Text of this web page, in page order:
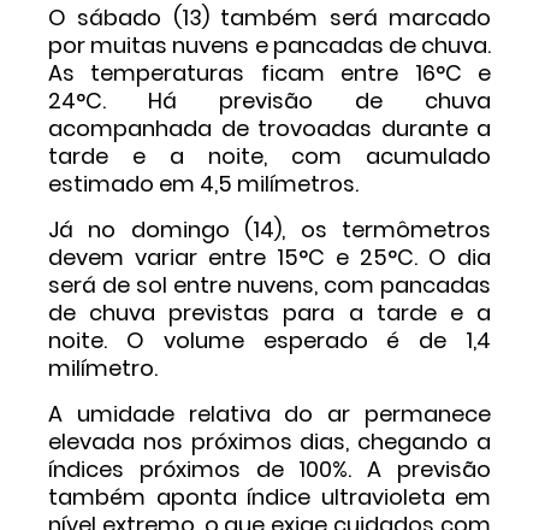
O sábado (13) também será marcado
por muitas nuvens e pancadas de chuva.
As temperaturas ficam entre 16°C e
24°C. Há previsão de chuva
acompanhada de trovoadas durante a
tarde e a noite, com acumulado
estimado em 4,5 milímetros.
Já no domingo (14), os termômetros
devem variar entre 15°C e 25°C. O dia
será de sol entre nuvens, com pancadas
de chuva previstas para a tarde e a
noite. O volume esperado é de 1,4
milímetro.
A umidade relativa do ar permanece
elevada nos próximos dias, chegando a
índices próximos de 100%. A previsão
também aponta índice ultravioleta em